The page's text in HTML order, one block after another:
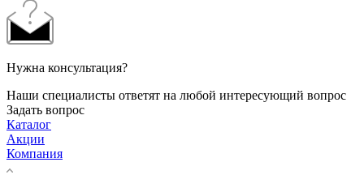
Нужна консультация?
Наши специалисты ответят на любой интересующий вопрос
Задать вопрос
Каталог
Акции
Компания